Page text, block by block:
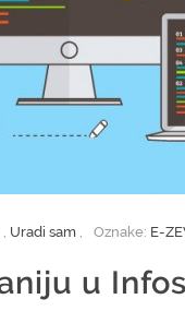
, Uradi sam , Oznake: E-
u